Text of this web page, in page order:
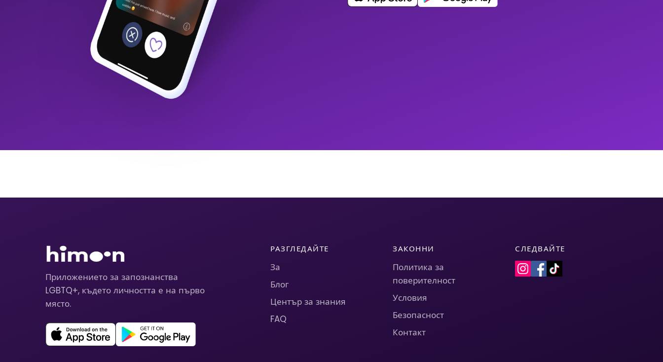
Приложението за запознанства
LGBTQ+, където личността е на първо
място.
РАЗГЛЕДАЙТЕ
За
Блог
Център за знания
FAQ
ЗАКОННИ
Политика за
поверителност
Условия
Безопасност
Контакт
СЛЕДВАЙТЕ